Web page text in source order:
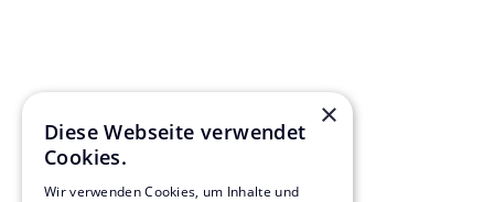
×
Diese Webseite verwendet
Cookies.
Wir verwenden Cookies, um Inhalte und